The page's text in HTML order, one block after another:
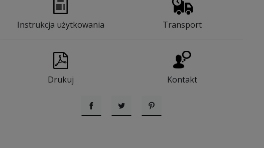
Instrukcja użytkowania Transport
Drukuj Kontakt
UdostępnijTweetujPinterest